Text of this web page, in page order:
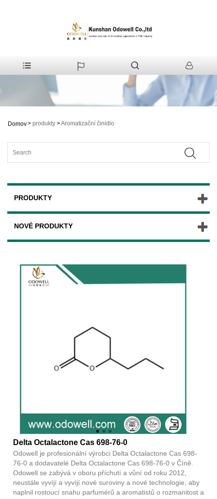
Domov> produkty >Aromatizační činidlo
PRODUKTY
NOVÉ PRODUKTY
Delta Octalactone Cas 698-76-0
Odowell je profesionální výrobci Delta Octalactone Cas 698-
76-0 a dodavatelé Delta Octalactone Cas 698-76-0 v Číně.
Odowell se zabývá v oboru příchutí a vůní od roku 2012,
neustále vyvíjí a vyvíjí nové suroviny a nové technologie, aby
naplnil rostoucí snahu parfumérů a aromatistů o rozmanitost a